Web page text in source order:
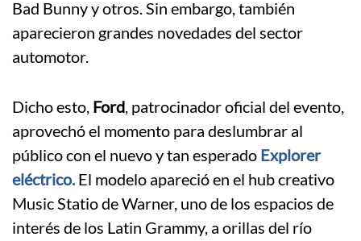
Bad Bunny y otros. Sin embargo, también
aparecieron grandes novedades del sector
automotor.
Dicho esto, Ford, patrocinador oficial del evento,
aprovechó el momento para deslumbrar al
público con el nuevo y tan esperado Explorer
eléctrico. El modelo apareció en el hub creativo
Music Statio de Warner, uno de los espacios de
interés de los Latin Grammy, a orillas del río